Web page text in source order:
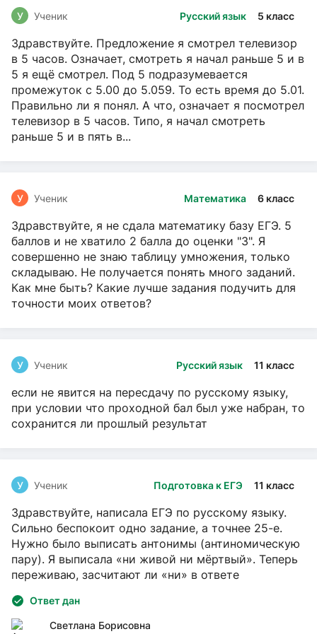
Русский язык 5 класс
У Ученик
Здравствуйте. Предложение я смотрел телевизор
в 5 часов. Означает, смотреть я начал раньше 5 и в
5 я ещё смотрел. Под 5 подразумевается
промежуток с 5.00 до 5.059. То есть время до 5.01.
Правильно ли я понял. А что, означает я посмотрел
телевизор в 5 часов. Типо, я начал смотреть
раньше 5 и в пять в...
Математика 6 класс
У Ученик
Здравствуйте, я не сдала математику базу ЕГЭ. 5
баллов и не хватило 2 балла до оценки "3". Я
совершенно не знаю таблицу умножения, только
складываю. Не получается понять много заданий.
Как мне быть? Какие лучше задания подучить для
точности моих ответов?
Русский язык 11 класс
У Ученик
если не явится на пересдачу по русскому языку,
при условии что проходной бал был уже набран, то
сохранится ли прошлый результат
Подготовка к ЕГЭ 11 класс
У Ученик
Здравствуйте, написала ЕГЭ по русскому языку.
Сильно беспокоит одно задание, а точнее 25-е.
Нужно было выписать антонимы (антиномическую
пару). Я выписала «ни живой ни мёртвый». Теперь
переживаю, засчитают ли «ни» в ответе
Ответ дан
Светлана Борисовна